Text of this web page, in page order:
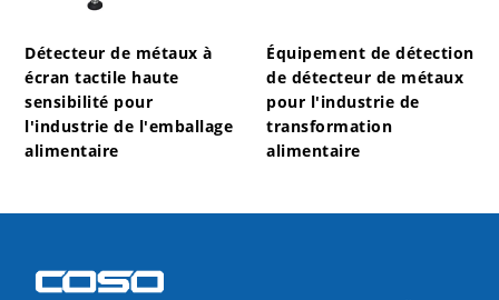
Détecteur de métaux à
écran tactile haute
sensibilité pour
l'industrie de l'emballage
alimentaire
Équipement de détection
de détecteur de métaux
pour l'industrie de
transformation
alimentaire